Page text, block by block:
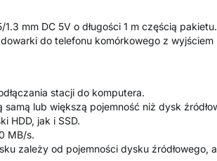
1.3 mm DC 5V o długości 1 m częścią
do telefonu komórkowego z wyjściem
stacji do komputera.
lub większą pojemność niż dysk
HDD, jak i SSD.
MB/s.
zależy od pojemności dysku źródłowego,